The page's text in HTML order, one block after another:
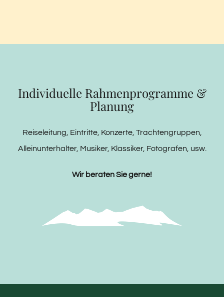
Individuelle Rahmenprogramme &
Planung
Reiseleitung, Eintritte, Konzerte, Trachtengruppen,
Alleinunterhalter, Musiker, Klassiker, Fotografen, usw.
Wir beraten Sie gerne!